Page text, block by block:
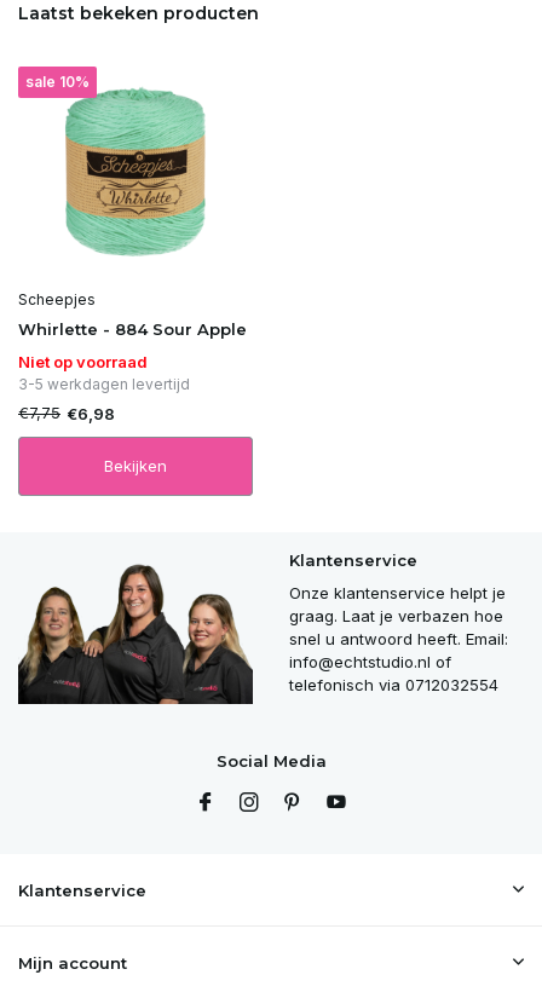
Laatst bekeken producten
sale 10%
Scheepjes
Whirlette - 884 Sour Apple
Niet op voorraad
3-5 werkdagen levertijd
€7,75 €6,98
Bekijken
Klantenservice
Onze klantenservice helpt je
graag. Laat je verbazen hoe
snel u antwoord heeft. Email:
info@echtstudio.nl of
telefonisch via 0712032554
Social Media
Klantenservice
Mijn account